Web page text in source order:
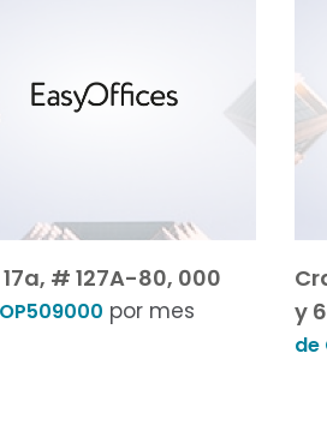
# 127A-80, 000
por mes
y
de